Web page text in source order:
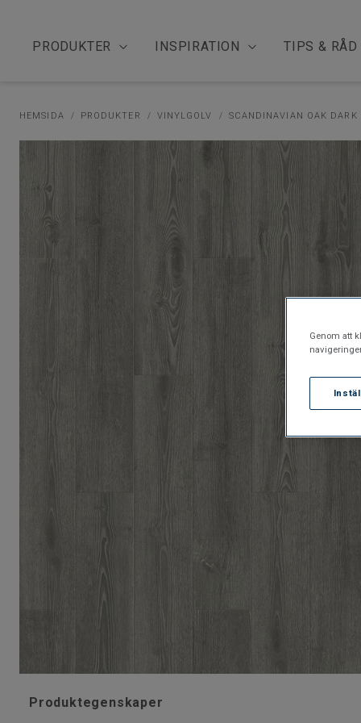
PRODUKTER INSPIRATION TIPS & RÅD
HEMSIDA PRODUKTER VINYLGOLV SCANDINAVIAN OAK DARK
Produktegenskaper
Genom att